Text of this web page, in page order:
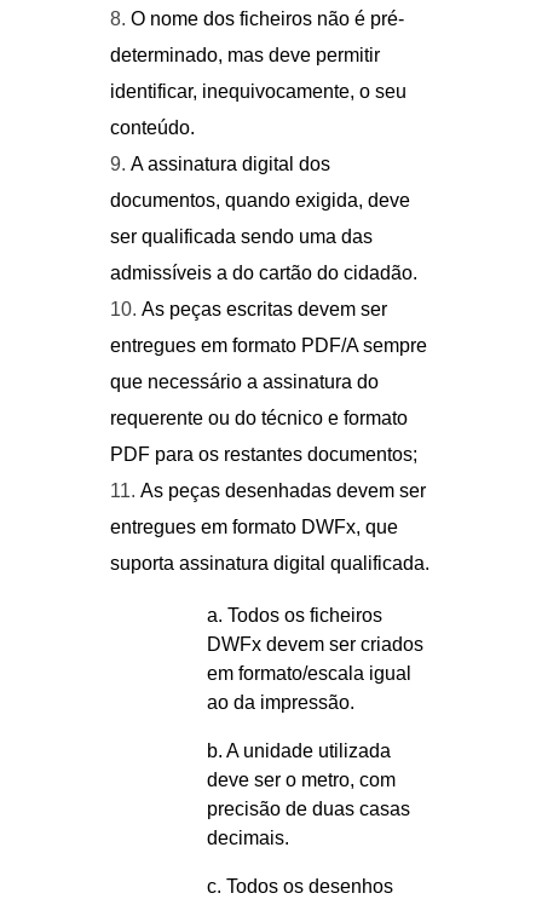
O nome dos ficheiros não é pré-
determinado, mas deve permitir
identificar, inequivocamente, o seu
conteúdo.
A assinatura digital dos
documentos, quando exigida, deve
ser qualificada sendo uma das
admissíveis a do cartão do cidadão.
As peças escritas devem ser
entregues em formato PDF/A sempre
que necessário a assinatura do
requerente ou do técnico e formato
PDF para os restantes documentos;
As peças desenhadas devem ser
entregues em formato DWFx, que
suporta assinatura digital qualificada.
a. Todos os ficheiros
DWFx devem ser criados
em formato/escala igual
ao da impressão.
b. A unidade utilizada
deve ser o metro, com
precisão de duas casas
decimais.
c. Todos os desenhos